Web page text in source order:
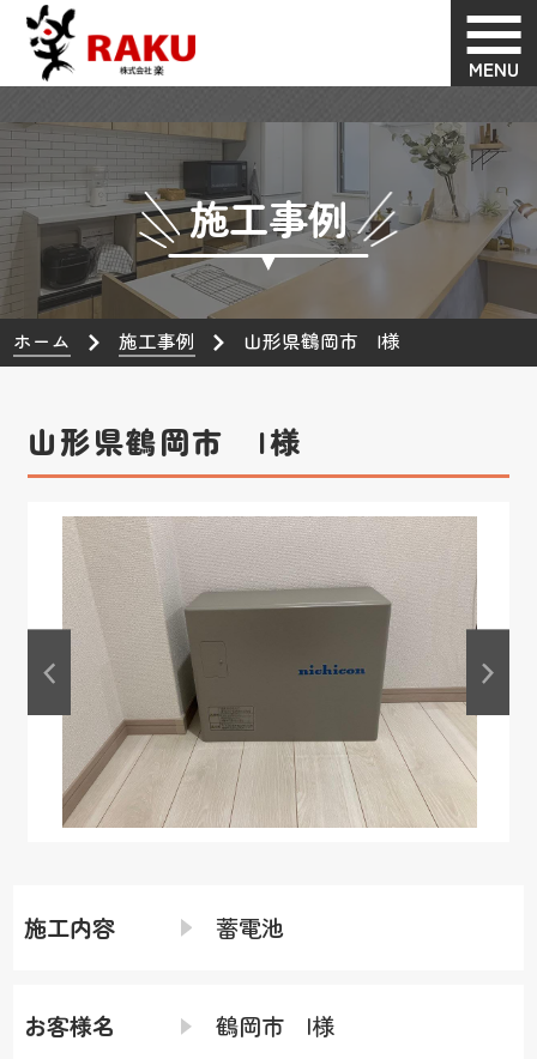
MENU
施工事例
ホーム 施工事例 山形県鶴岡市 I様
山形県鶴岡市 I様
施工内容 蓄電池
お客様名 鶴岡市 I様